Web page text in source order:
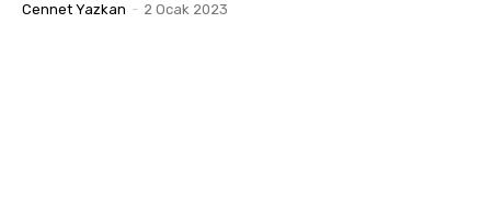
Cennet Yazkan - 2 Ocak 2023